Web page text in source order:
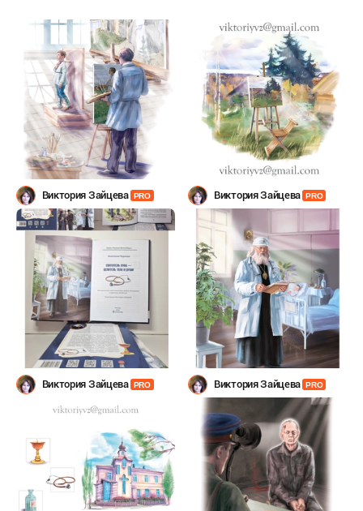
Виктория Зайцева PRO Виктория Зайцева PRO
Виктория Зайцева PRO Виктория Зайцева PRO